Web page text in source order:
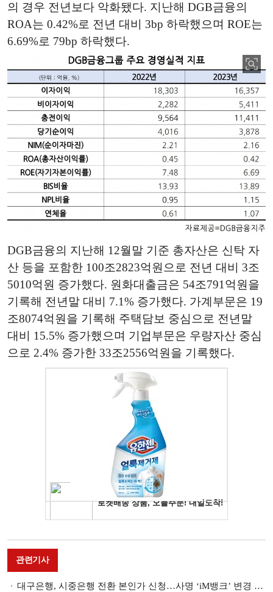
의 경우 전년보다 악화됐다. 지난해 DGB금융의
ROA는 0.42%로 전년 대비 3bp 하락했으며 ROE는
6.69%로 79bp 하락했다.
DGB금융의 지난해 12월말 기준 총자산은 신탁 자
산 등을 포함한 100조2823억원으로 전년 대비 3조
5010억원 증가했다. 원화대출금은 54조791억원을
기록해 전년말 대비 7.1% 증가했다. 가계부문은 19
조8074억원을 기록해 주택담보 중심으로 전년말
대비 15.5% 증가했으며 기업부문은 우량자산 중심
으로 2.4% 증가한 33조2556억원을 기록했다.
관련기사
대구은행, 시중은행 전환 본인가 신청…사명 ‘iM뱅크’ 변경 예정